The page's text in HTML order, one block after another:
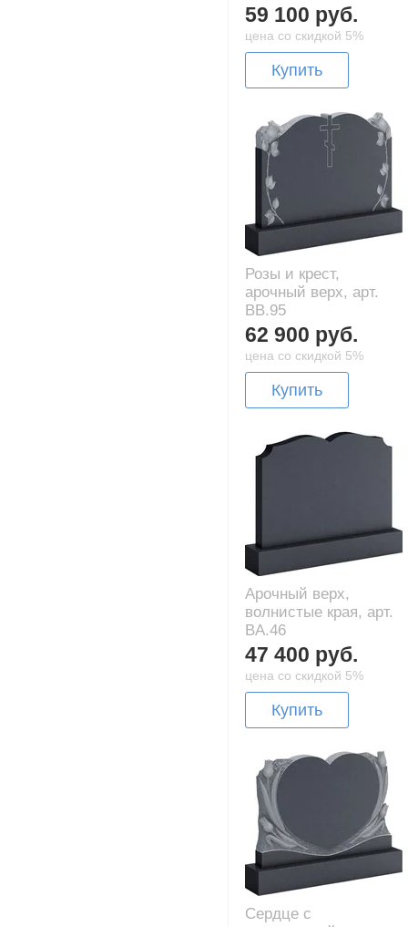
59 100 руб.
цена со скидкой 5%
Купить
Розы и крест,
арочный верх, арт.
BB.95
62 900 руб.
цена со скидкой 5%
Купить
Арочный верх,
волнистые края, арт.
BA.46
47 400 руб.
цена со скидкой 5%
Купить
Сердце с